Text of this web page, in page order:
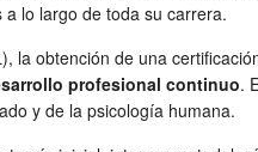
lo largo de toda su carrera.
la obtención de una
profesional continuo.
y de la psicología humana.